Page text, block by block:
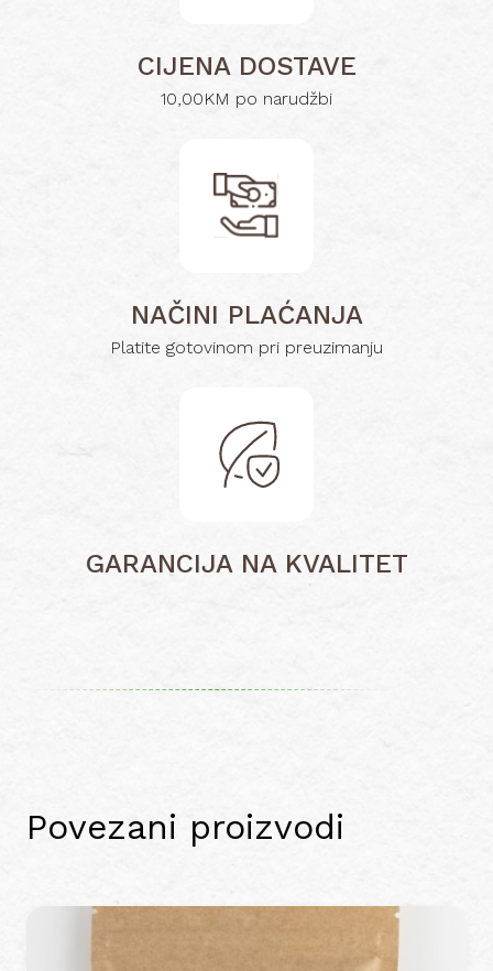
CIJENA DOSTAVE
10,00KM po narudžbi
NAČINI PLAĆANJA
Platite gotovinom pri preuzimanju
GARANCIJA NA KVALITET
Povezani proizvodi